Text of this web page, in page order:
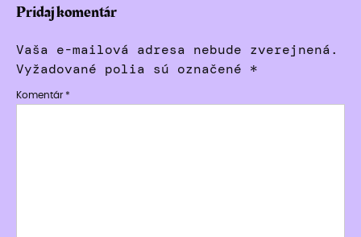
Pridaj komentár
Vaša e-mailová adresa nebude zverejnená.
Vyžadované polia sú označené *
Komentár *